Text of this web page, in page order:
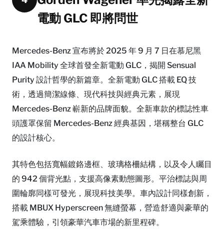
電動 GLC 即將問世
Mercedes-Benz 宣布將於 2025 年 9 月 7 日在慕尼黑
IAA Mobility 全球首發全新電動 GLC，揭開 Sensual
Purity 設計哲學的新篇章。全新電動 GLC 搭載 EQ 技
術，透過簡潔線條、現代科技與經典元素，展現
Mercedes-Benz 嶄新的品牌面貌。全新車款的標誌性車
頭護罩保留 Mercedes-Benz 經典基因，堪稱整台 GLC
的設計核心。
其特色包括寬幅鍍鉻邊框、玻璃格柵結構，以及令人矚目
的 942 個背光點，支援高像素動態圖形。平治標誌與周
圍輪廓同樣可發光，展現科技美學。車內設計同樣創新，
搭載 MBUX Hyperscreen 無縫螢幕，營造舒適與豪華的
駕乘體驗，引領豪華汽車市場的新里程碑。